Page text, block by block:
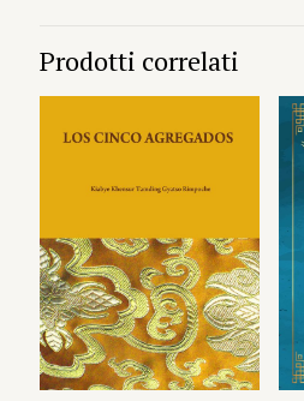
Prodotti correlati